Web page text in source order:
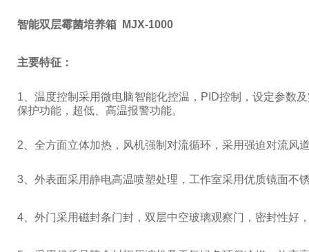
智能双层霉菌培养箱 MJX-1000
主要特征：
1 、温度控制采用微电脑智能化控温， PID控制，设定参数
保护功能，超低、高温报警功能。
2 、全方面立体加热，风机强制对流循环，采用强迫对流
3 、外表面采用静电高温喷塑处理，工作室采用优质镜面不
4 、外门采用磁封条门封，双层中空玻璃观察门，密封性